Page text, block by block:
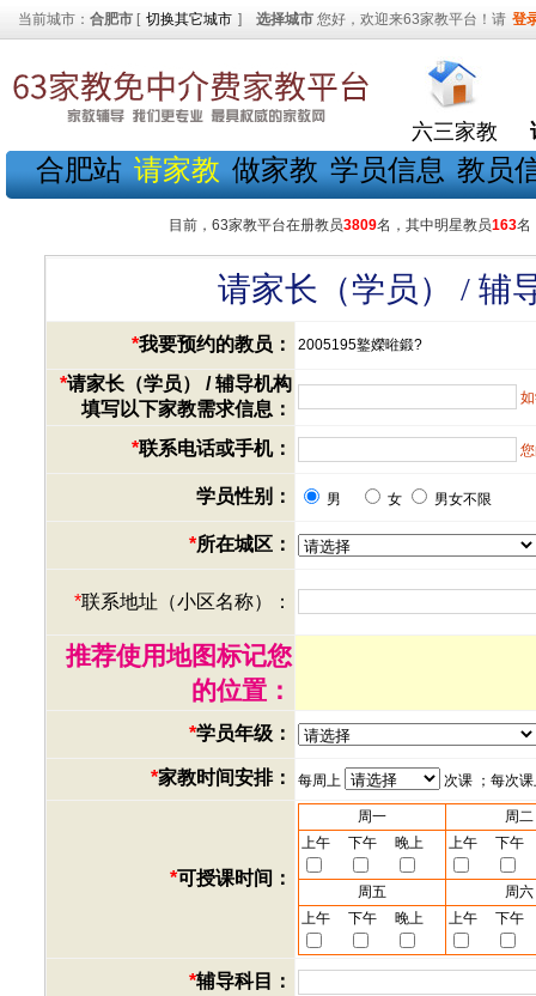
当前城市： 合肥市 [ 切换其它城市 ] 选择城市 您好，欢迎来63家教平台！请 登
六三家教
合肥站 请家教 做家教 学员信息 教员
目前，63家教平台在册教员3809名，其中明星教员163名
请家长（学员） / 辅
*我要预约的教员： 2005195鐜嬫暀鍛?
*请家长（学员） / 辅导机构
填写以下家教需求信息：
*联系电话或手机：
学员性别： 男 女 男女不限
*所在城区：
*联系地址（小区名称）：
推荐使用地图标记您
的位置：
*学员年级：
*家教时间安排： 每周上 次课 ；每次
*可授课时间：
周一
周二
上午
下午 晚上 上午 下午
周五
周六
上午
下午 晚上 上午 下午
*辅导科目：